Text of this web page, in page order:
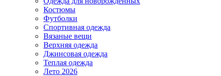
Костюмы
Футболки
Спортивная одежда
Вязаные вещи
Верхняя одежда
Джинсовая одежда
Теплая одежда
Лето 2026